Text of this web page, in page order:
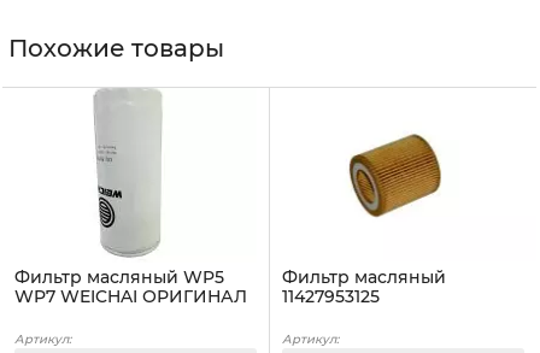
Похожие товары
Фильтр масляный WP5
WP7 WEICHAI ОРИГИНАЛ
Артикул:
Фильтр масляный
11427953125
Артикул: